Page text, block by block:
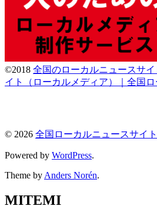
©2018 全国のローカルニュースサ
イト（ローカルメディア）｜全国
© 2026 全国ローカルニュースサイ
Powered by WordPress.
Theme by Anders Norén.
MITEMI